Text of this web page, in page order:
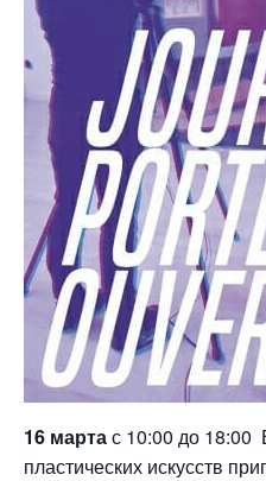
16 мартас 10:00 до
пластических искусств